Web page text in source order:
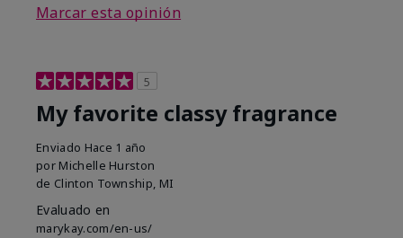
Marcar esta opinión
5
My favorite classy fragrance
Enviado Hace 1 año
por Michelle Hurston
de Clinton Township, MI
Evaluado en
marykay.com/en-us/